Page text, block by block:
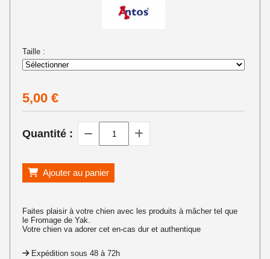
Taille :
5,00 €
Quantité :
Ajouter au panier
Faites plaisir à votre chien avec les produits à mâcher tel que
le Fromage de Yak.
Votre chien va adorer cet en-cas dur et authentique
Expédition sous 48 à 72h